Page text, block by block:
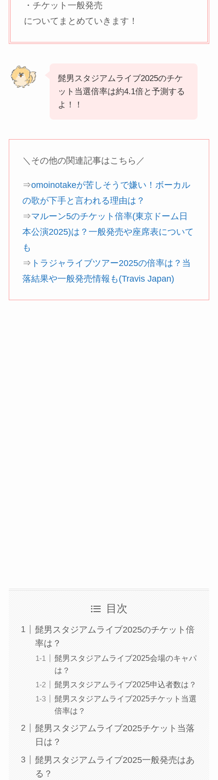
・チケット一般発売
についてまとめていきます！
髭男スタジアムライブ2025のチケ
ット当選倍率は約4.1倍と予測する
よ！！
＼その他の関連記事はこちら／
⇒omoinotakeが苦しそうで嫌い！ボーカル
の歌が下手と言われる理由は？
⇒マルーン5のチケット倍率(東京ドーム日
本公演2025)は？一般発売や座席表について
も
⇒ トラジャライブツアー2025の倍率は？当
落結果や一般発売情報も(Travis Japan)
目次
髭男スタジアムライブ2025のチケット倍
率は？
髭男スタジアムライブ2025会場のキャパ
は？
髭男スタジアムライブ2025申込者数は？
髭男スタジアムライブ2025チケット当選
倍率は？
髭男スタジアムライブ2025チケット当落
日は？
髭男スタジアムライブ2025一般発売はあ
る？